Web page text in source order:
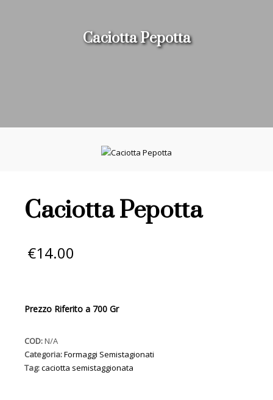
Caciotta Pepotta
Caciotta Pepotta
€14.00
Prezzo Riferito a 700 Gr
COD:N/A
Categoria:Formaggi Semistagionati
Tag:caciotta semistaggionata